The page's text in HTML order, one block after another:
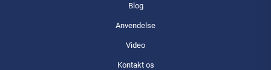
Blog
Anvendelse
Video
Kontakt os